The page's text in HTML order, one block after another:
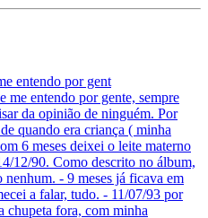
entendo por gent